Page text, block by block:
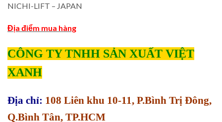
NICHI-LIFT – JAPAN
Địa điểm mua hàng
CÔNG TY TNHH SẢN XUẤT VIỆT
XANH
Địa chỉ: 108 Liên khu 10-11, P.Bình Trị Đông,
Q.Bình Tân, TP.HCM